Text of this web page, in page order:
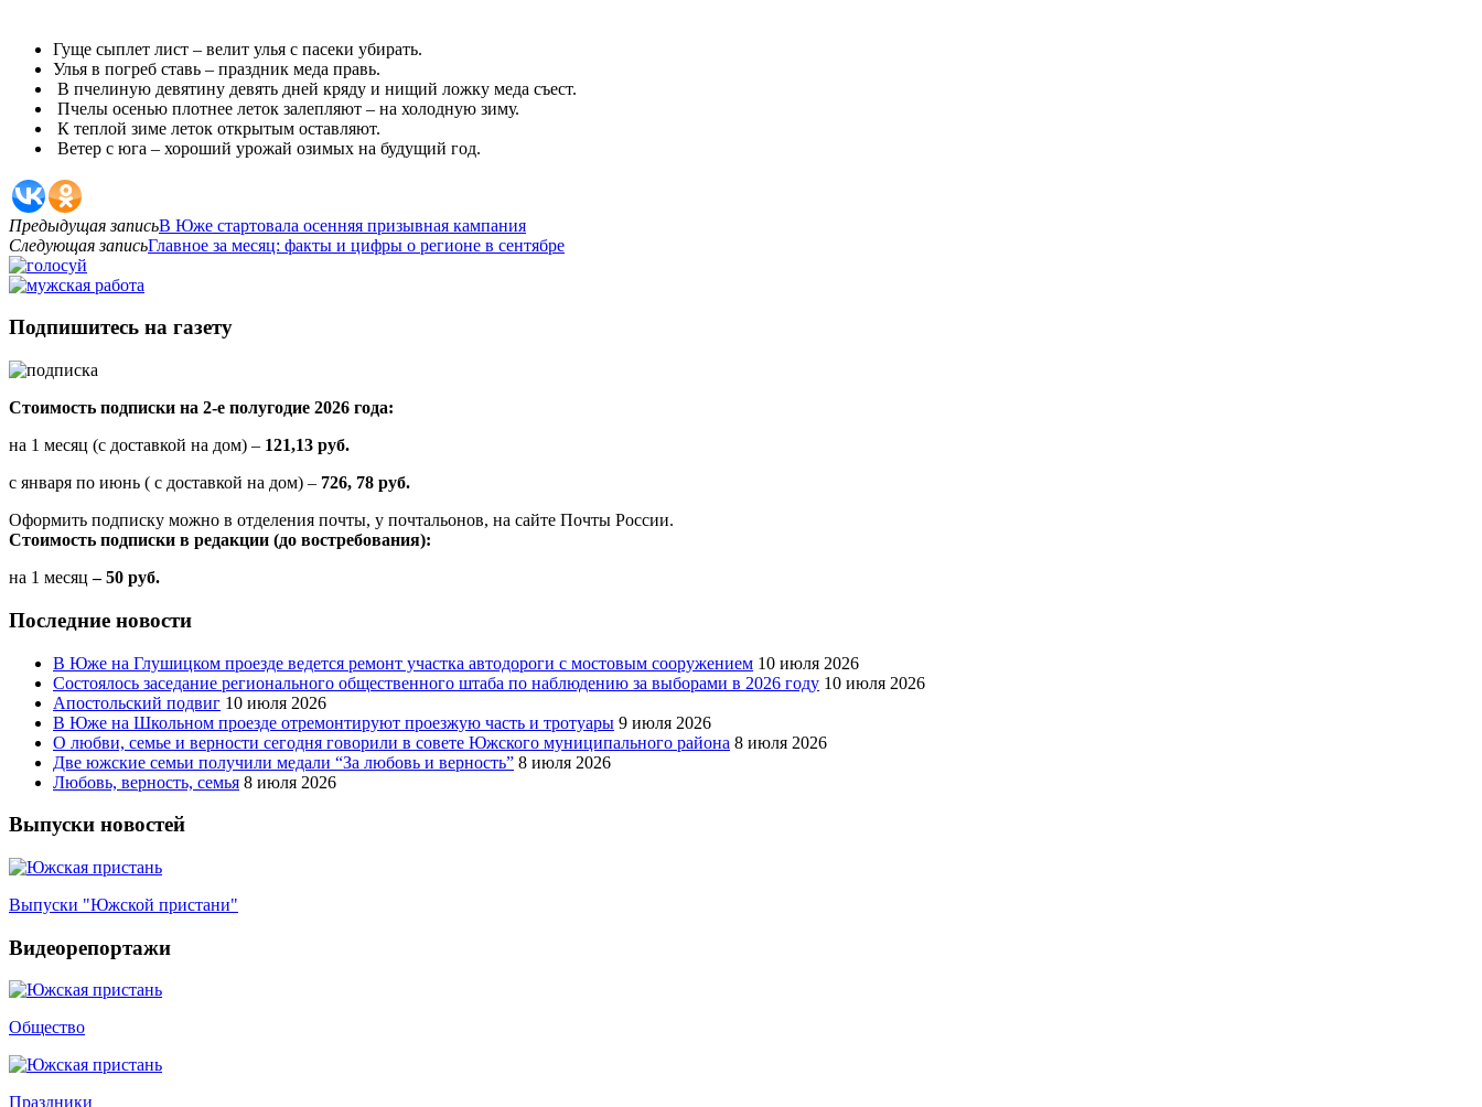
Гуще сыплет лист – велит улья с пасеки убирать.
Улья в погреб ставь – праздник меда правь.
В пчелиную девятину девять дней кряду и нищий ложку меда съест.
Пчелы осенью плотнее леток залепляют – на холодную зиму.
К теплой зиме леток открытым оставляют.
Ветер с юга – хороший урожай озимых на будущий год.
Предыдущая записьВ Юже стартовала осенняя призывная кампания
Следующая записьГлавное за месяц: факты и цифры о регионе в сентябре
Подпишитесь на газету
Стоимость подписки на 2-е полугодие 2026 года:
на 1 месяц (с доставкой на дом) – 121,13 руб.
с января по июнь ( с доставкой на дом) – 726, 78 руб.
Оформить подписку можно в отделения почты, у почтальонов, на сайте Почты России.
Стоимость подписки в редакции (до востребования):
на 1 месяц – 50 руб.
Последние новости
В Юже на Глушицком проезде ведется ремонт участка автодороги с мостовым сооружением 10 июля 2026
Состоялось заседание регионального общественного штаба по наблюдению за выборами в 2026 году 10 июля 2026
Апостольский подвиг 10 июля 2026
В Юже на Школьном проезде отремонтируют проезжую часть и тротуары 9 июля 2026
О любви, семье и верности сегодня говорили в совете Южского муниципального района 8 июля 2026
Две южские семьи получили медали “За любовь и верность” 8 июля 2026
Любовь, верность, семья 8 июля 2026
Выпуски новостей
Выпуски "Южской пристани"
Видеорепортажи
Общество
Праздники